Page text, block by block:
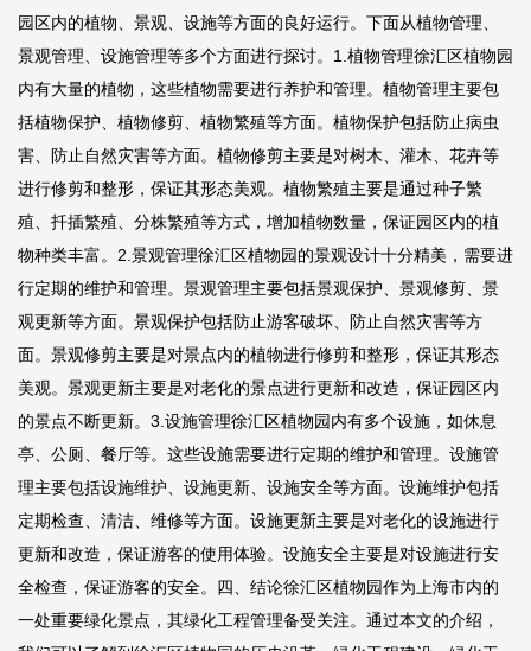
园区内的植物、景观、设施等方面的良好运行。下面从植物管理、
景观管理、设施管理等多个方面进行探讨。1.植物管理徐汇区植物园
内有大量的植物，这些植物需要进行养护和管理。植物管理主要包
括植物保护、植物修剪、植物繁殖等方面。植物保护包括防止病虫
害、防止自然灾害等方面。植物修剪主要是对树木、灌木、花卉等
进行修剪和整形，保证其形态美观。植物繁殖主要是通过种子繁
殖、扦插繁殖、分株繁殖等方式，增加植物数量，保证园区内的植
物种类丰富。2.景观管理徐汇区植物园的景观设计十分精美，需要进
行定期的维护和管理。景观管理主要包括景观保护、景观修剪、景
观更新等方面。景观保护包括防止游客破坏、防止自然灾害等方
面。景观修剪主要是对景点内的植物进行修剪和整形，保证其形态
美观。景观更新主要是对老化的景点进行更新和改造，保证园区内
的景点不断更新。3.设施管理徐汇区植物园内有多个设施，如休息
亭、公厕、餐厅等。这些设施需要进行定期的维护和管理。设施管
理主要包括设施维护、设施更新、设施安全等方面。设施维护包括
定期检查、清洁、维修等方面。设施更新主要是对老化的设施进行
更新和改造，保证游客的使用体验。设施安全主要是对设施进行安
全检查，保证游客的安全。四、结论徐汇区植物园作为上海市内的
一处重要绿化景点，其绿化工程管理备受关注。通过本文的介绍，